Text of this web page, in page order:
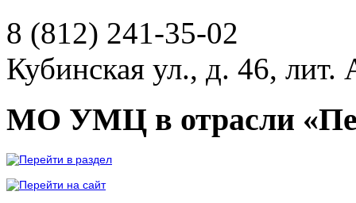
8 (812) 241-35-02
Кубинская ул., д. 46, лит.
МО УМЦ в отрасли